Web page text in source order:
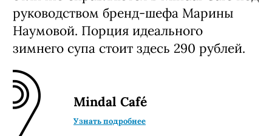
руководством бренд-шефа Марины
Наумовой. Порция идеального
зимнего супа стоит здесь 290 рублей.
Mindal Café
Узнать подробнее